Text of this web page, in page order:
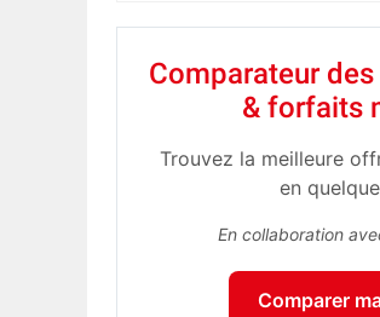
Comparateur
& forfaits
Trouvez la meilleure
en
En collaboration
Comparer